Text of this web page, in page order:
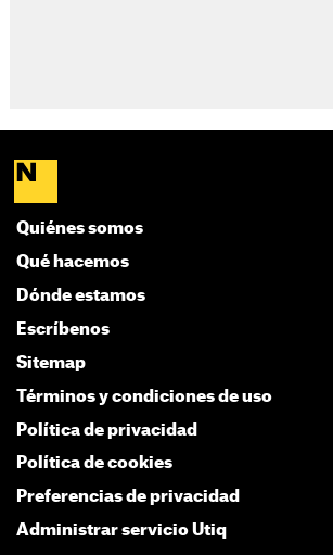
Quiénes somos
Qué hacemos
Dónde estamos
Escríbenos
Sitemap
Términos y condiciones de uso
Política de privacidad
Política de cookies
Preferencias de privacidad
Administrar servicio Utiq